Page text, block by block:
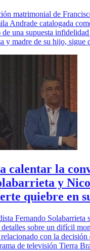
matrimonial de
Andrade catalogada
una supuesta
y madre de su hijo, sigue
calentar la
y
quiebre en
Fernando Solabarrieta
sobre un difícil
con la decisión
de televisión Tierra